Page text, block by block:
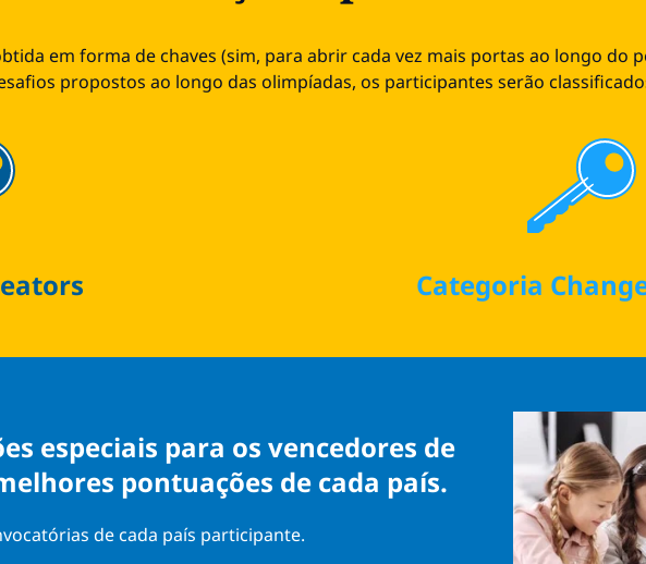
em forma de chaves (sim, para abrir cada vez mais portas ao longo do
propostos ao longo das olimpíadas, os participantes serão
Categoria
especiais para os vencedores de
pontuações de cada país.
de cada país participante.